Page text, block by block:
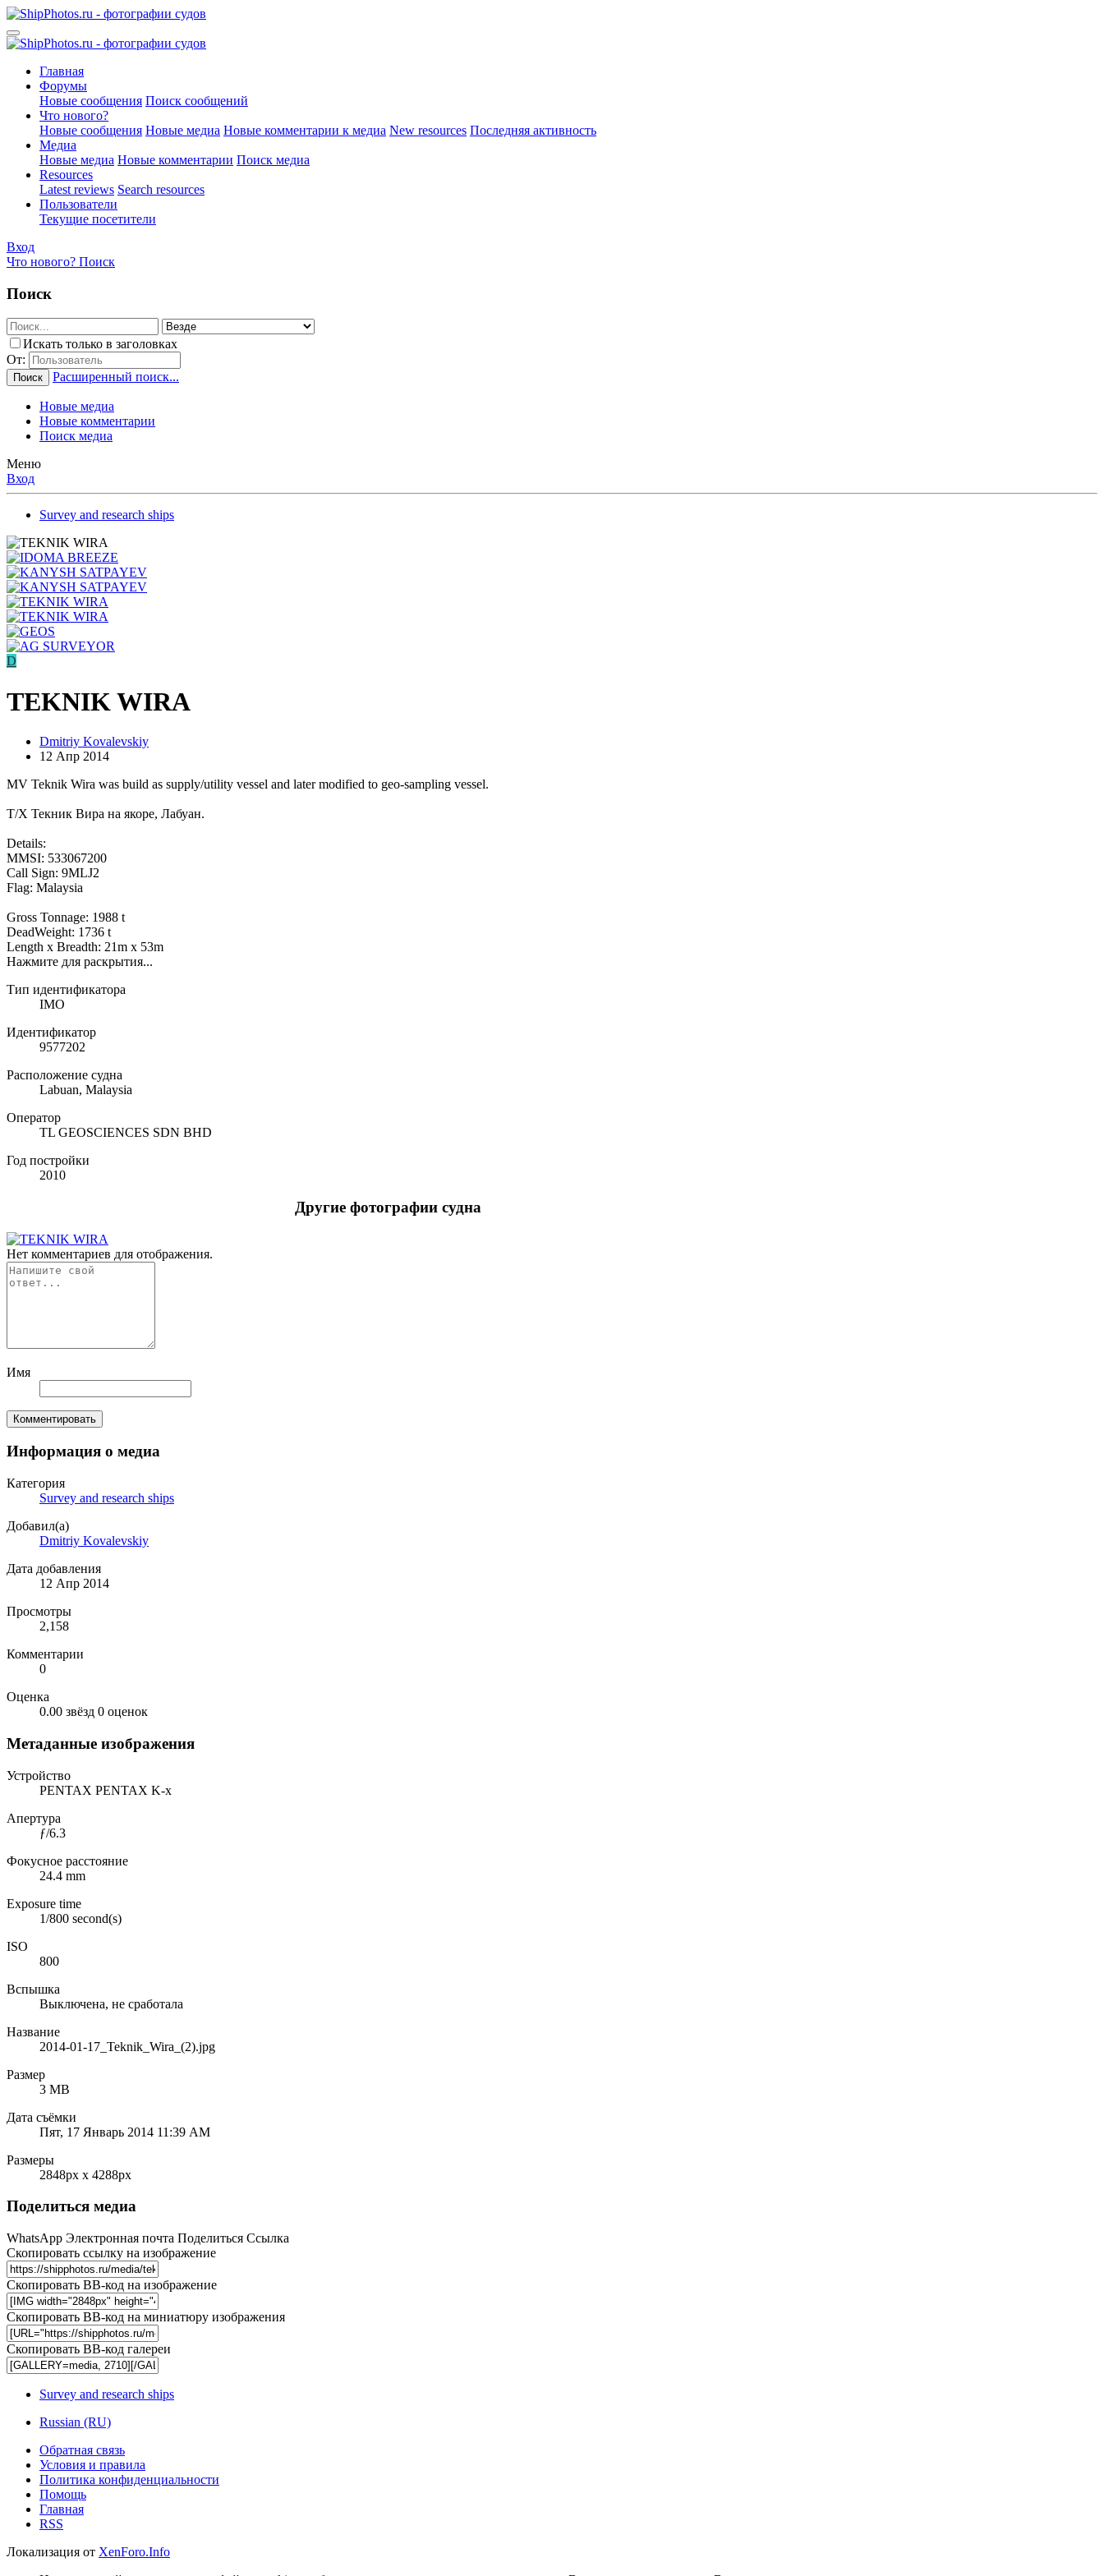
Главная
Форумы
Новые сообщения Поиск сообщений
Что нового?
Новые сообщения Новые медиа Новые комментарии к медиа New resources Последняя активность
Медиа
Новые медиа Новые комментарии Поиск медиа
Resources
Latest reviews Search resources
Пользователи
Текущие посетители
Вход
Что нового? Поиск
Поиск
Искать только в заголовках
От:
Поиск Расширенный поиск...
Новые медиа
Новые комментарии
Поиск медиа
Меню
Вход
Survey and research ships
D
TEKNIK WIRA
Dmitriy Kovalevskiy
12 Апр 2014
MV Teknik Wira was build as supply/utility vessel and later modified to geo-sampling vessel.
Т/Х Текник Вира на якоре, Лабуан.
Details:
MMSI: 533067200
Call Sign: 9MLJ2
Flag: Malaysia
Gross Tonnage: 1988 t
DeadWeight: 1736 t
Length x Breadth: 21m x 53m
Нажмите для раскрытия...
Тип идентификатора
IMO
Идентификатор
9577202
Расположение судна
Labuan, Malaysia
Оператор
TL GEOSCIENCES SDN BHD
Год постройки
2010
Другие фотографии судна
Нет комментариев для отображения.
Имя
Комментировать
Информация о медиа
Категория
Survey and research ships
Добавил(а)
Dmitriy Kovalevskiy
Дата добавления
12 Апр 2014
Просмотры
2,158
Комментарии
0
Оценка
0.00 звёзд 0 оценок
Метаданные изображения
Устройство
PENTAX PENTAX K-x
Апертура
ƒ/6.3
Фокусное расстояние
24.4 mm
Exposure time
1/800 second(s)
ISO
800
Вспышка
Выключена, не сработала
Название
2014-01-17_Teknik_Wira_(2).jpg
Размер
3 MB
Дата съёмки
Пят, 17 Январь 2014 11:39 AM
Размеры
2848px x 4288px
Поделиться медиа
WhatsApp Электронная почта Поделиться Ссылка
Скопировать ссылку на изображение
Скопировать BB-код на изображение
Скопировать BB-код на миниатюру изображения
Скопировать BB-код галереи
Survey and research ships
Russian (RU)
Обратная связь
Условия и правила
Политика конфиденциальности
Помощь
Главная
RSS
Локализация от XenForo.Info